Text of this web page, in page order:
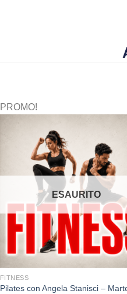
PROMO!
ESAURITO
FITNESS
Pilates con Angela Stanisci –